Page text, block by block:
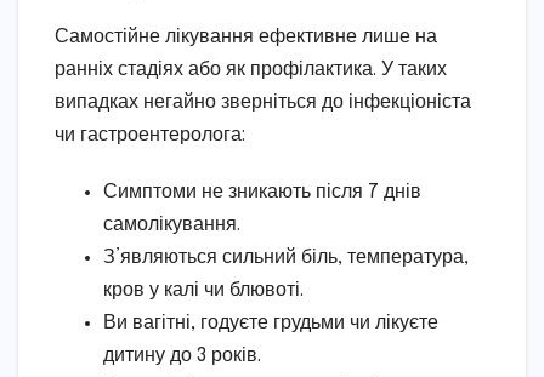
Самостійне лікування ефективне лише на
ранніх стадіях або як профілактика. У таких
випадках негайно зверніться до інфекціоніста
чи гастроентеролога:
Симптоми не зникають після 7 днів
самолікування.
З’являються сильний біль, температура,
кров у калі чи блювоті.
Ви вагітні, годуєте грудьми чи лікуєте
дитину до 3 років.